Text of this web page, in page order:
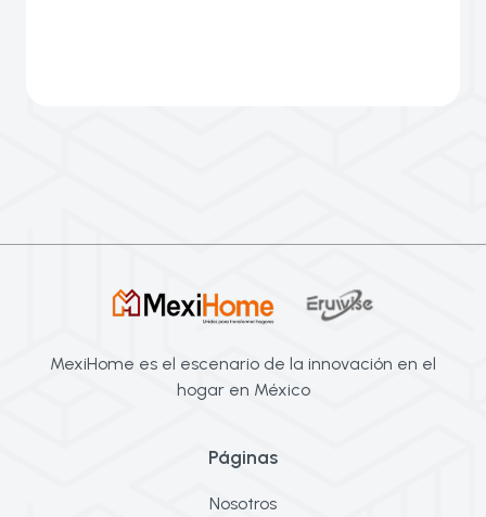
MexiHome es el escenario de la innovación en el
hogar en México
Páginas
Nosotros